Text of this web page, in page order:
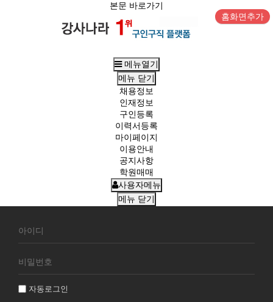
본문 바로가기
홈화면추가
메뉴열기
메뉴 닫기
채용정보
인재정보
구인등록
이력서등록
마이페이지
이용안내
공지사항
학원매매
사용자메뉴
메뉴 닫기
원
그
자동로그인